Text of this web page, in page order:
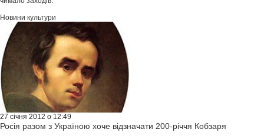
Новини культури
27 січня 2012 о 12:49
Росія разом з Україною хоче відзначати 200-річчя Кобзаря